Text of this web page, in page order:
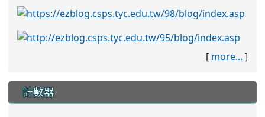
[ more... ]
計數器